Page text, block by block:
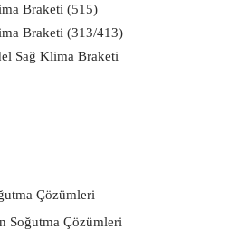
Braketi (515)
Braketi (313/413)
Sağ Klima Braketi
Çözümleri
Soğutma Çözümleri